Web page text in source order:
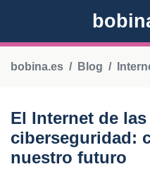
bobina.es Blog
El Internet de
ciberseguridad:
nuestro futuro